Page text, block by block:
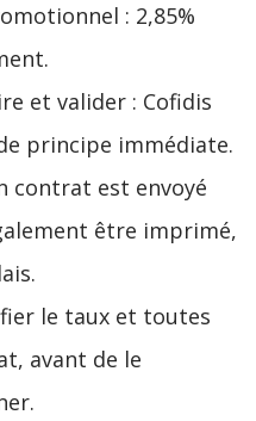
: 2,85%
et valider : Cofidis
principe immédiate.
contrat est envoyé
être imprimé,
le taux et toutes
avant de le